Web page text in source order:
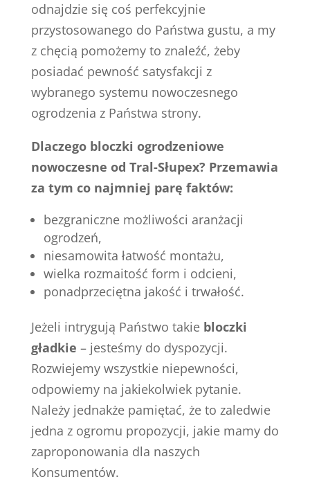
odnajdzie się coś perfekcyjnie
przystosowanego do Państwa gustu, a my
z chęcią pomożemy to znaleźć, żeby
posiadać pewność satysfakcji z
wybranego systemu nowoczesnego
ogrodzenia z Państwa strony.
Dlaczego bloczki ogrodzeniowe
nowoczesne od Tral-Słupex? Przemawia
za tym co najmniej parę faktów:
bezgraniczne możliwości aranżacji
ogrodzeń,
niesamowita łatwość montażu,
wielka rozmaitość form i odcieni,
ponadprzeciętna jakość i trwałość.
Jeżeli intrygują Państwo takie bloczki
gładkie – jesteśmy do dyspozycji.
Rozwiejemy wszystkie niepewności,
odpowiemy na jakiekolwiek pytanie.
Należy jednakże pamiętać, że to zaledwie
jedna z ogromu propozycji, jakie mamy do
zaproponowania dla naszych
Konsumentów.